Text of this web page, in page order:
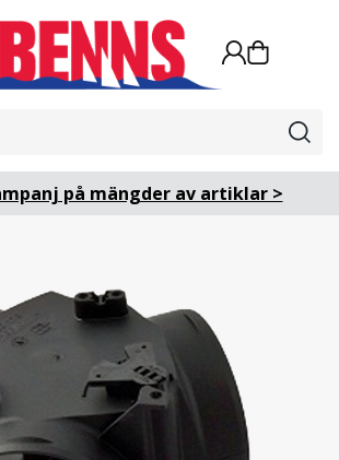
på mängder av artiklar >